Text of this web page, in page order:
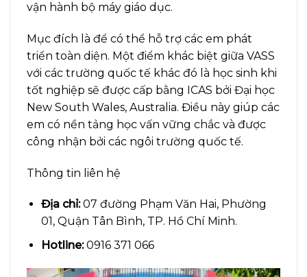
vận hành bộ máy giáo dục.
Mục đích là để có thể hỗ trợ các em phát
triển toàn diện. Một điểm khác biệt giữa VASS
với các trường quốc tế khác đó là học sinh khi
tốt nghiệp sẽ được cấp bằng ICAS bởi Đại học
New South Wales, Australia. Điều này giúp các
em có nền tảng học vấn vững chắc và được
công nhận bởi các ngôi trường quốc tế.
Thông tin liên hệ
Địa chỉ:07 đường Phạm Văn Hai, Phường
01, Quận Tân Bình, TP. Hồ Chí Minh.
Hotline:0916 371 066